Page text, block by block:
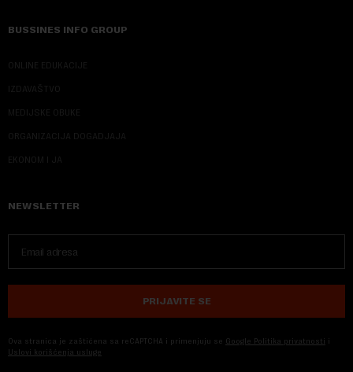
BUSSINES INFO GROUP
ONLINE EDUKACIJE
IZDAVAŠTVO
MEDIJSKE OBUKE
ORGANIZACIJA DOGADJAJA
EKONOM I JA
NEWSLETTER
PRIJAVITE SE
Ova stranica je zaštićena sa reCAPTCHA i primenjuju se Google Politika privatnosti i
Uslovi korišćenja usluge